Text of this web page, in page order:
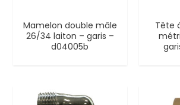
Mamelon double mâle
26/34 laiton – garis –
d04005b
Tête